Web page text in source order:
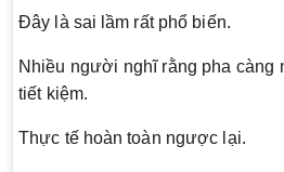
Đây là sai lầm rất phổ biến.
Nhiều người nghĩ rằng pha càng
tiết kiệm.
Thực tế hoàn toàn ngược lại.